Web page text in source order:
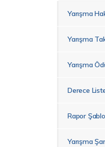
Yarışma
Yarışma
Yarışma
Derece
Rapor
Yarışma